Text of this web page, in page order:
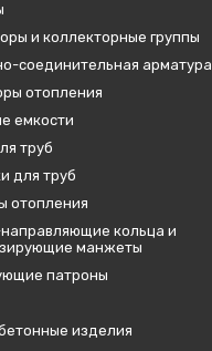
и коллекторные группы
соединительная арматура
отопления
емкости
труб
для труб
отопления
кольца и
манжеты
патроны
изделия